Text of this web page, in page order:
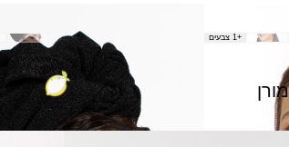
+1 צבעים
בנדנה משולש נוצץ